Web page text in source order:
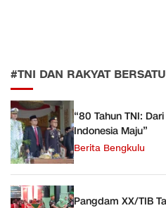
#TNI DAN RAKYAT BERSATU
“80 Tahun TNI:
Indonesia Maju”
Berita Bengkulu
Pangdam XX/TIB